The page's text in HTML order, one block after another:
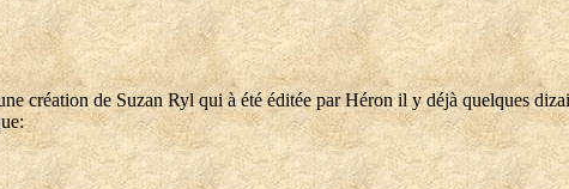
création de Suzan Ryl qui à été éditée par Héron il y déjà quelques